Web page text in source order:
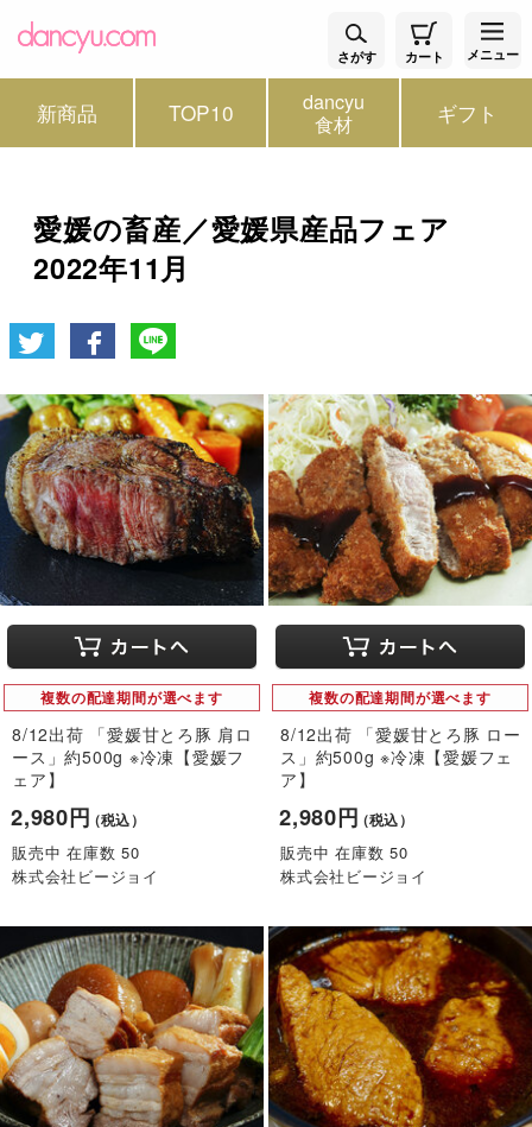
さがす カート メニュー
新商品 TOP10 dancyu
食材 ギフト
愛媛の畜産／愛媛県産品フェア
2022年11月
複数の配達期間が選べます
8/12出荷 「愛媛甘とろ豚 肩ロ
ース」約500g ※冷凍【愛媛フ
ェア】
2,980円（税込）
販売中 在庫数 50
株式会社ビージョイ
複数の配達期間が選べます
8/12出荷 「愛媛甘とろ豚 ロー
ス」約500g ※冷凍【愛媛フェ
ア】
2,980円（税込）
販売中 在庫数 50
株式会社ビージョイ